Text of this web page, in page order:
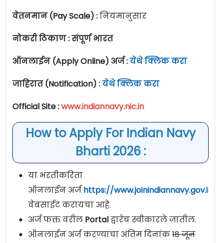
वेतनमान (Pay Scale) :नियमानुसार
नोकरी ठिकाण : संपूर्ण भारत
ऑनलाईन (Apply Online) अर्ज :येथे क्लिक करा
जाहिरात (Notification) :येथे क्लिक करा
Official Site :www.indiannavy.nic.in
How to Apply For Indian Navy
Bharti 2026 :
या भरतीकरिता
ऑनलाईन अर्जhttps://
वेबसाईट करायचा आहे.
अर्ज फक्त वरील Portalद्वारेच स्वीकारले जातील.
ऑनलाईन अर्ज करण्याचा अंतिम दिनांक18 जून